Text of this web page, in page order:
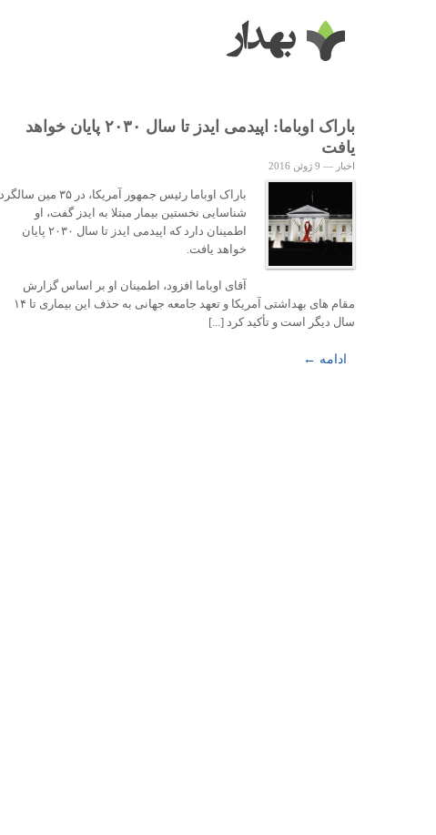
باراک اوباما: اپیدمی ایدز تا سال ۲۰۳۰ پایان خواهد
یافت
اخبار — 9 ژوئن 2016
باراک اوباما رئیس جمهور آمریکا، در ۳۵ مین سالگرد
شناسایی نخستین بیمار مبتلا به ایدز گفت، او
اطمینان دارد که اپیدمی ایدز تا سال ۲۰۳۰ پایان
خواهد یافت.
آقای اوباما افزود، اطمینان او بر اساس گزارش
مقام های بهداشتی آمریکا و تعهد جامعه جهانی به حذف این بیماری تا ۱۴
سال دیگر است و تأکید کرد [...]
ادامه ←